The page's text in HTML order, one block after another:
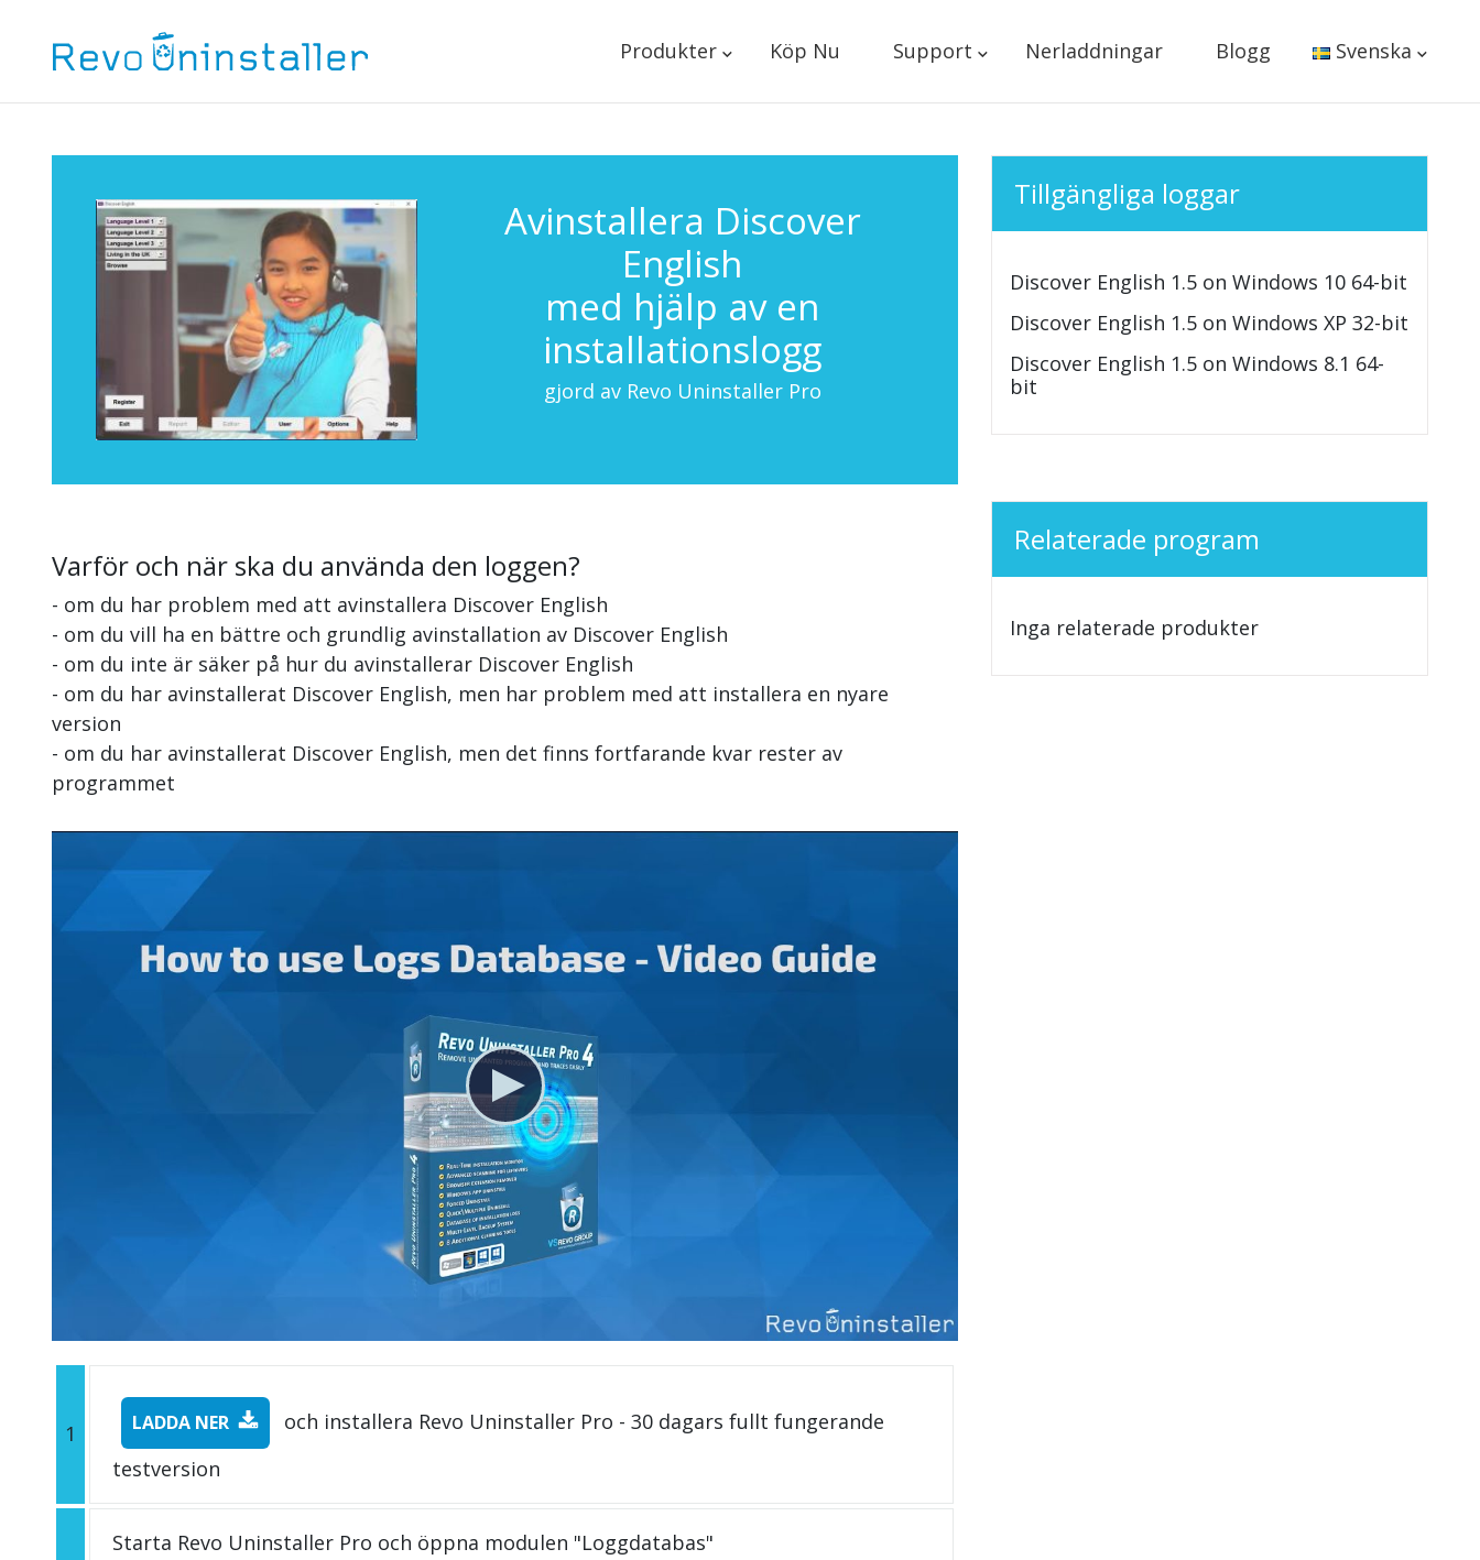
Produkter Köp Nu Support Nerladdningar Blogg Svenska
Avinstallera Discover
English
med hjälp av en
installationslogg
gjord av Revo Uninstaller Pro
Varför och när ska du använda den loggen?
- om du har problem med att avinstallera Discover English
- om du vill ha en bättre och grundlig avinstallation av Discover English
- om du inte är säker på hur du avinstallerar Discover English
- om du har avinstallerat Discover English, men har problem med att installera en nyare
version
- om du har avinstallerat Discover English, men det finns fortfarande kvar rester av
programmet
1 LADDA NER
och installera Revo Uninstaller Pro - 30 dagars fullt fungerande
testversion
Starta Revo Uninstaller Pro och öppna modulen "Loggdatabas"
Tillgängliga loggar
Discover English 1.5 on Windows 10 64-bit
Discover English 1.5 on Windows XP 32-bit
Discover English 1.5 on Windows 8.1 64-
bit
Relaterade program
Inga relaterade produkter